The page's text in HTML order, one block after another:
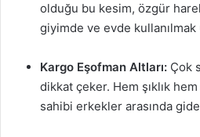
olduğu bu kesim, özgür
giyimde ve evde
Kargo Eşofman Altları: Çok
dikkat çeker. Hem şıklık
sahibi erkekler arasında